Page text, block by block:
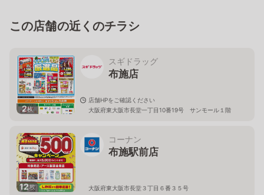
この店舗の近くのチラシ
2枚
スギドラッグ
布施店
店舗HPをご確認ください
大阪府東大阪市長堂一丁目10番19号 サンモール１階
12枚
コーナン
布施駅前店
大阪府東大阪市長堂３丁目６番３５号